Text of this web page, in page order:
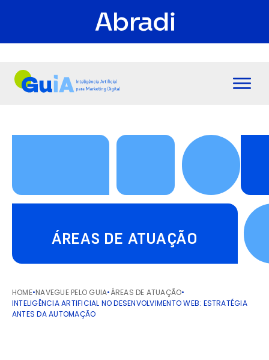
ÁREAS DE ATUAÇÃO
HOME•NAVEGUE PELO GUIA•ÁREAS DE ATUAÇÃO•
INTELIGÊNCIA ARTIFICIAL NO DESENVOLVIMENTO WEB: ESTRATÉGIA
ANTES DA AUTOMAÇÃO